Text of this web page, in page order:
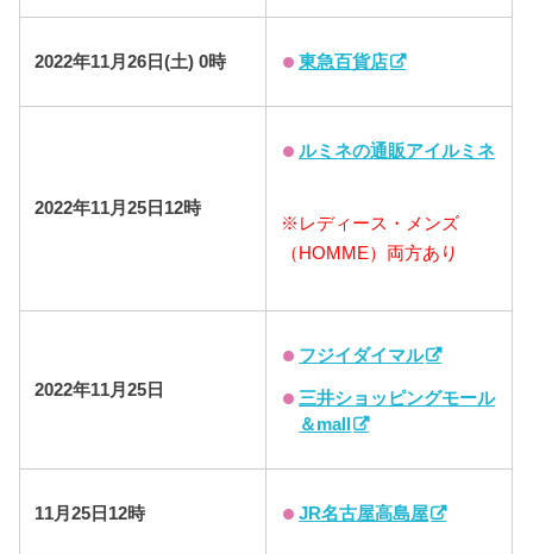
2022年11月26日(土) 0時 東急百貨店
2022年11月25日12時
ルミネの通販アイルミネ
※レディース・メンズ
（HOMME）両方あり
2022年11月25日
フジイダイマル
三井ショッピングモール
＆mall
11月25日12時 JR名古屋高島屋